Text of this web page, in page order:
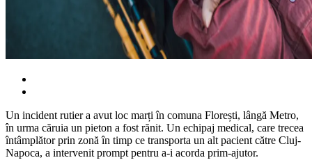
Un incident rutier a avut loc marți în comuna Florești, lângă Metro,
în urma căruia un pieton a fost rănit. Un echipaj medical, care trecea
întâmplător prin zonă în timp ce transporta un alt pacient către Cluj-
Napoca, a intervenit prompt pentru a-i acorda prim-ajutor.